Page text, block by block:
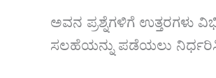
ಅವನ ಪ್ರಶ್ನೆಗಳಿಗೆ ಉತ್ತರಗಳು
ಸಲಹೆಯನ್ನು ಪಡೆಯಲು